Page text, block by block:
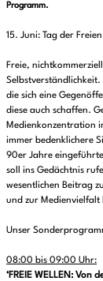
Programm.
15. Juni: Tag der
Freie,
Selbstverständlichkeit.
die sich eine
diese auch schaffen.
Medienkonzentration
immer bedenklichere
90er Jahre
soll ins Gedächtnis
wesentlichen Beitrag
und zur Medienvielfalt
Unser
08:00 bis 09:00 Uhr:
‘FREIE WELLEN: Von